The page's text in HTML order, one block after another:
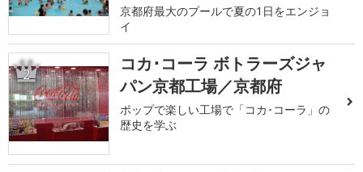
京都府最大のプールで夏の1日をエンジョ
イ
2
コカ･コーラ ボトラーズジャ
パン京都工場／京都府
ポップで楽しい工場で「コカ･コーラ」の
歴史を学ぶ